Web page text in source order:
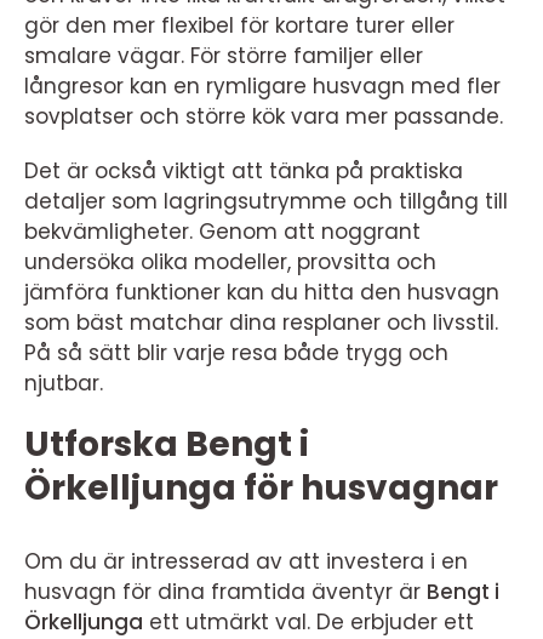
gör den mer flexibel för kortare turer eller
smalare vägar. För större familjer eller
långresor kan en rymligare husvagn med fler
sovplatser och större kök vara mer passande.
Det är också viktigt att tänka på praktiska
detaljer som lagringsutrymme och tillgång till
bekvämligheter. Genom att noggrant
undersöka olika modeller, provsitta och
jämföra funktioner kan du hitta den husvagn
som bäst matchar dina resplaner och livsstil.
På så sätt blir varje resa både trygg och
njutbar.
Utforska Bengt i
Örkelljunga för husvagnar
Om du är intresserad av att investera i en
husvagn för dina framtida äventyr är Bengt i
Örkelljunga ett utmärkt val. De erbjuder ett